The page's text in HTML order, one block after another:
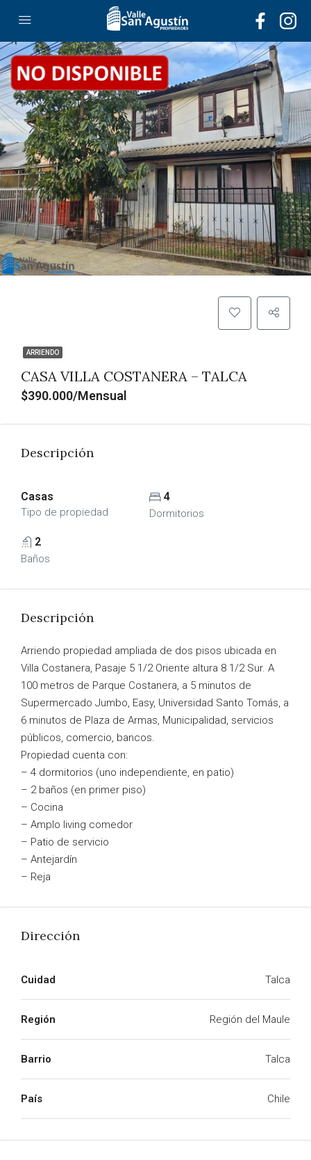
ARRIENDO
CASA VILLA COSTANERA – TALCA
$390.000/Mensual
Descripción
Casas
Tipo de propiedad
4
Dormitorios
2
Baños
Descripción
Arriendo propiedad ampliada de dos pisos ubicada en
Villa Costanera, Pasaje 5 1/2 Oriente altura 8 1/2 Sur. A
100 metros de Parque Costanera, a 5 minutos de
Supermercado Jumbo, Easy, Universidad Santo Tomás, a
6 minutos de Plaza de Armas, Municipalidad, servicios
públicos, comercio, bancos.
Propiedad cuenta con:
– 4 dormitorios (uno independiente, en patio)
– 2 baños (en primer piso)
– Cocina
– Amplo living comedor
– Patio de servicio
– Antejardín
– Reja
Dirección
Cuidad Talca
Región Región del Maule
Barrio Talca
País Chile